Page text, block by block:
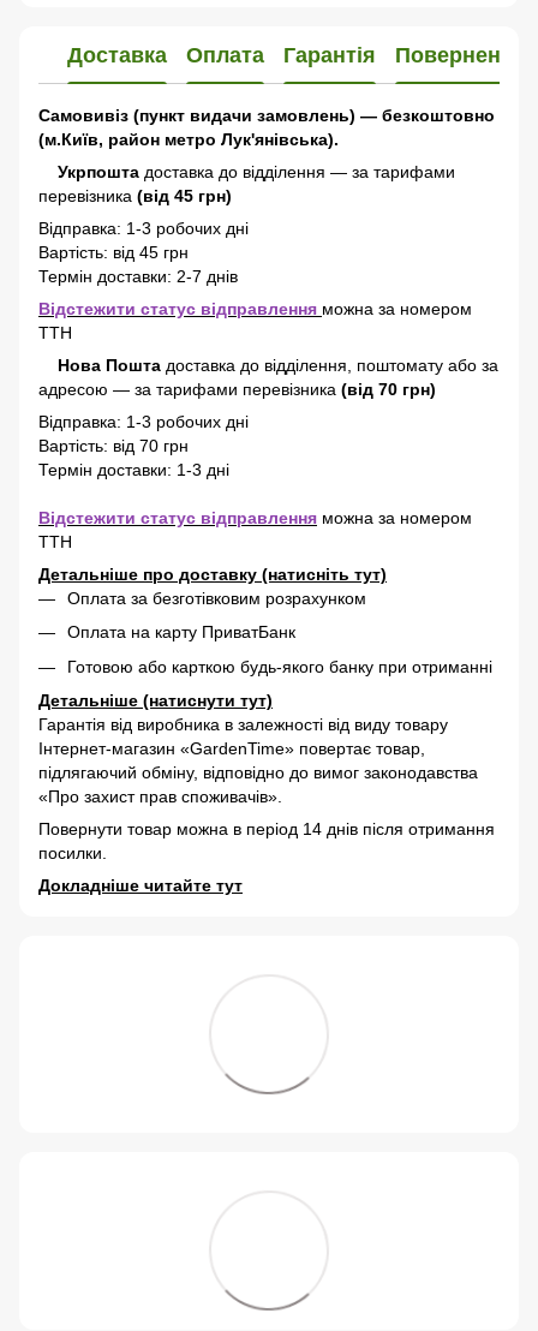
Доставка Оплата Гарантія Повернення
Самовивіз (пункт видачи замовлень) — безкоштовно
(м.Київ, район метро Лук'янівська).
Укрпошта доставка до відділення — за тарифами
перевізника (від 45 грн)
Відправка: 1-3 робочих дні
Вартість: від 45 грн
Термін доставки: 2-7 днів
Відстежити статус відправлення можна за номером
ТТН
Нова Пошта доставка до відділення, поштомату або за
адресою — за тарифами перевізника (від 70 грн)
Відправка: 1-3 робочих дні
Вартість: від 70 грн
Термін доставки: 1-3 дні
Відстежити статус відправлення можна за номером
ТТН
Детальніше про доставку (натисніть тут)
Оплата за безготівковим розрахунком
Оплата на карту ПриватБанк
Готовою або карткою будь-якого банку при отриманні
Детальніше (натиснути тут)
Гарантія від виробника в залежності від виду товару
Інтернет-магазин «GardenTime» повертає товар,
підлягаючий обміну, відповідно до вимог законодавства
«Про захист прав споживачів».
Повернути товар можна в період 14 днів після отримання
посилки.
Докладніше читайте тут